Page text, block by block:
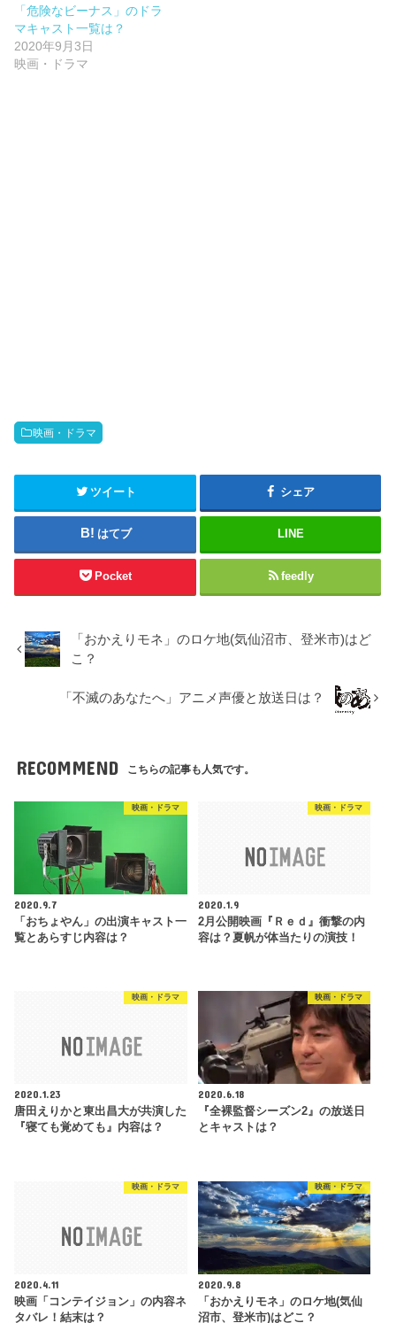
「危険なビーナス」のドラ
マキャスト一覧は？
2020年9月3日
映画・ドラマ
映画・ドラマ
ツイート シェア
はてブ LINE
Pocket feedly
「おかえりモネ」のロケ地(気仙沼市、登米市)はど
こ？
「不滅のあなたへ」アニメ声優と放送日は？
RECOMMEND こちらの記事も人気です。
映画・ドラマ
2020.9.7
「おちょやん」の出演キャスト一
覧とあらすじ内容は？
映画・ドラマ
2020.1.9
2月公開映画『Ｒｅｄ』衝撃の内
容は？夏帆が体当たりの演技！
映画・ドラマ
2020.1.23
唐田えりかと東出昌大が共演した
『寝ても覚めても』内容は？
映画・ドラマ
2020.6.18
『全裸監督シーズン2』の放送日
とキャストは？
映画・ドラマ
2020.4.11
映画「コンテイジョン」の内容ネ
タバレ！結末は？
映画・ドラマ
2020.9.8
「おかえりモネ」のロケ地(気仙
沼市、登米市)はどこ？